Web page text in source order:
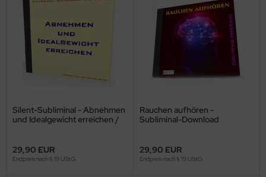
Silent-Subliminal - Abnehmen
und Idealgewicht erreichen /
29,90 EUR
Endpreis nach § 19 UStG.
Rauchen aufhören -
Subliminal-Download
29,90 EUR
Endpreis nach § 19 UStG.